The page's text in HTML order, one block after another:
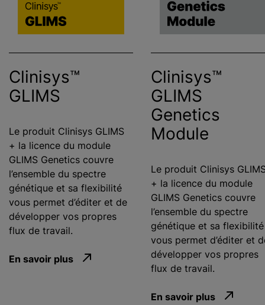
Clinisys™
GLIMS
Le produit Clinisys GLIMS
+ la licence du module
GLIMS Genetics couvre
l’ensemble du spectre
génétique et sa flexibilité
vous permet d’éditer et de
développer vos propres
flux de travail.
En savoir plus
Clinisys™
GLIMS
Genetics
Module
Le produit Clinisys
+ la licence du module
GLIMS Genetics couvre
l’ensemble du spectre
génétique et sa flexibilité
vous permet d’éditer et
développer vos propres
flux de travail.
En savoir plus